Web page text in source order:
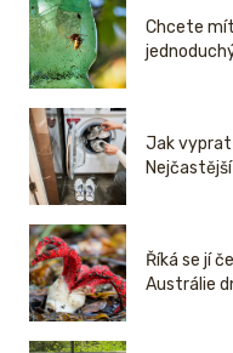
Chcete
Jak vyprat
Říká se jí
Austrálie